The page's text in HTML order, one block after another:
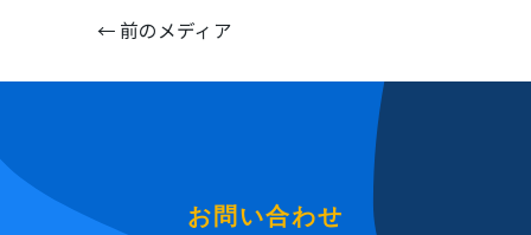
← 前のメディア
お問い合わせ